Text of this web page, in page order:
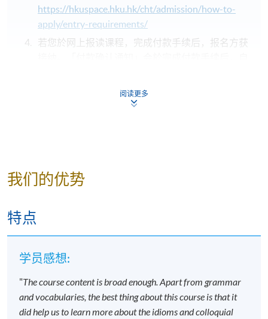
https://hkuspace.hku.hk/cht/admission/how-to-
apply/entry-requirements/
若您於网上报读课程，完成付款手续后，报名方获
知电邮，并自行到各区报名中心向职员索取正式收
若您於开课前一星期内报名，请立刻联系本部门以
作跟进。除课程资料更改外，本院将不会另发上课
包含详细的课程安排，所有课程材料将在第一堂课
程，除非对公告的细节有所更改。
若因报读人数不足而取消课程，本院将安排退款；
但在其他情况下，则不设退款，学员也不能转至其
他班别或课程。
阅读更多
我们的优势
特点
学员感想:
"The course content is broad enough. Apart from grammar
and vocabularies, the best thing about this course is that it
did help us to learn more about the idioms and colloquial